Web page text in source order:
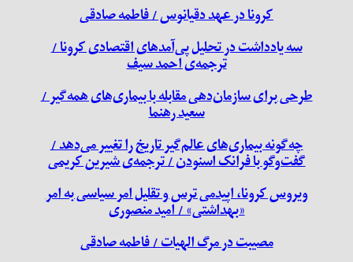
کرونا در عهد دقیانوس / فاطمه صادقی
سه یادداشت در تحلیل پی‌آمدهای اقتصادی کرونا /
ترجمه‌ی احمد سیف
طرحی برای سازمان‌دهی مقابله با بیماری‌های همه‌گیر /
سعید رهنما
چه‌گونه بیماری‌های عالم‌گیر تاریخ را تغییر می‌دهد /
گفت‌وگو با فرانک اسنودن / ترجمه‌ی شیرین کریمی
ویروس کرونا، اپیدمی ترس و تقلیل امر سیاسی به امر
«بهداشتی» / امید منصوری
مصیبت در مرگ الهیات / فاطمه صادقی